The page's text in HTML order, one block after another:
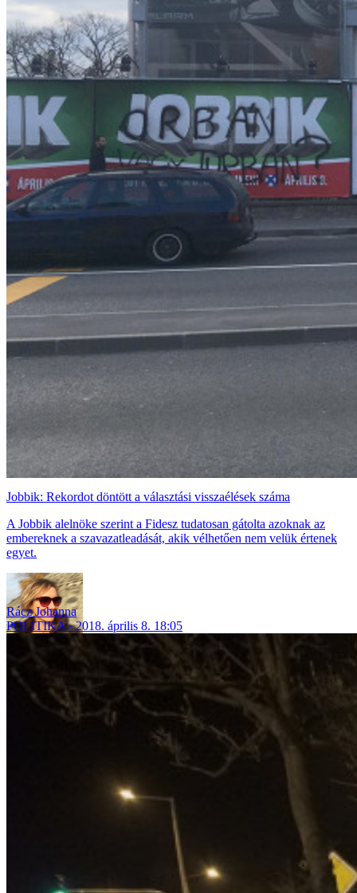
Jobbik: Rekordot döntött a választási visszaélések száma
A Jobbik alelnöke szerint a Fidesz tudatosan gátolta azoknak az
embereknek a szavazatleadását, akik vélhetően nem velük értenek
egyet.
Rácz Johanna
POLITIKA
2018. április 8. 18:05